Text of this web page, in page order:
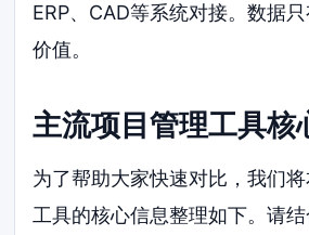
ERP、CAD等系统对接。数据
价值。
主流项目管理工具核
为了帮助大家快速对比，我们
工具的核心信息整理如下。请